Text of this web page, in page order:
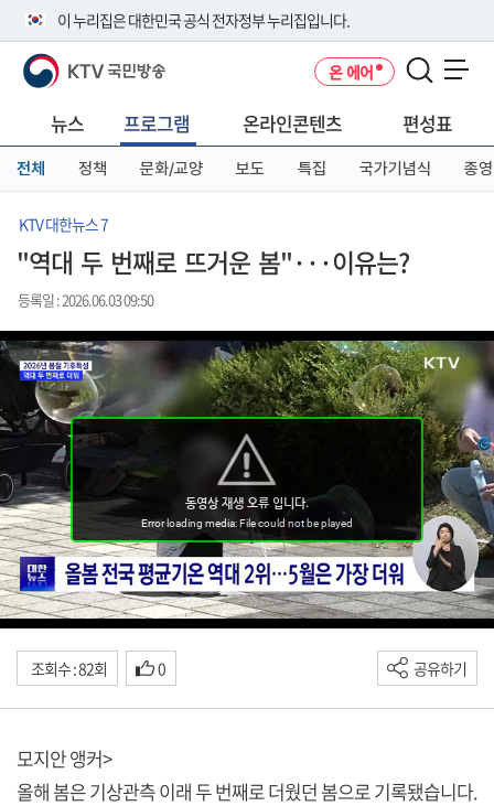
이 누리집은 대한민국 공식 전자정부 누리집입니다.
공식 누리집 주소 확인하기
니다.
이밖에 or.kr 또는 .kr등 다른 도메인 주소를 사용하고 있다면 아래 URL에
서 도메인 주소를 확인해 보세요
KTV 국민방송 온 에어
뉴스 프로그램 온라인콘텐츠 편성표
전체 정책 문화/교양 보도 특집 국가기념식 종영
KTV 대한뉴스 7
"역대 두 번째로 뜨거운 봄"···이유는?
등록일 : 2026.06.03 09:50
조회수 : 82회 0 공유하기
모지안 앵커>
올해 봄은 기상관측 이래 두 번째로 더웠던 봄으로 기록됐습니다.